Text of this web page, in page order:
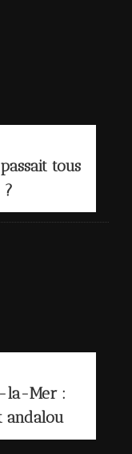
tous
la-Mer :
andalou